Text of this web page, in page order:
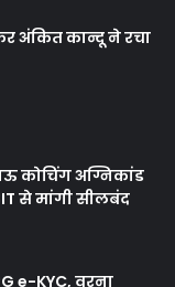
अंकित कान्दू ने रचा
कोचिंग अग्निकांड
से मांगी सीलबंद
e-KYC, वरना